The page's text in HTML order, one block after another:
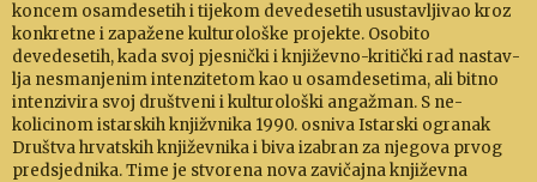
koncem osamdesetih i ti­jekom deve­desetih usus­tav­ljivao kroz
kon­kret­ne i za­pa­žene kul­tu­rološke pro­jekte. Osobito
devedesetih, kada svoj pjes­nički i knji­ževno-kritički rad na­stav­
lja nesma­nje­nim in­tenzitetom kao u osamdesetima, ali bitno
in­tenzivira svoj društveni i kulturološki angažman. S ne­
kolicinom istar­skih knji­žvnika 1990. osniva Istarski o­granak
Društva hrvatskih književnika i biva izabran za njegova prvog
pred­sjed­nika. Time je stvorena nova za­vičajna književna